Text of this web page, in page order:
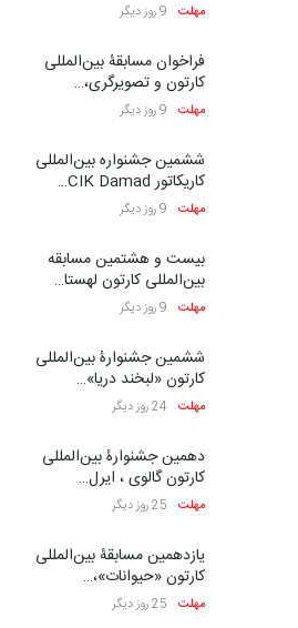
مهلت 9 روز دیگر
فراخوان مسابقۀ بین‌المللی
کارتون و تصویرگری،…
مهلت 9 روز دیگر
ششمین جشنواره بین‌المللی
کاریکاتور CIK Damad…
مهلت 9 روز دیگر
بیست و هشتمین مسابقه
بین‌المللی کارتون لهستا…
مهلت 9 روز دیگر
ششمین جشنوارۀ بین‌المللی
کارتون «لبخند دریا»…
مهلت 24 روز دیگر
دهمین جشنوارۀ بین‌المللی
کارتون گالوی ، ایرل…
مهلت 25 روز دیگر
یازدهمین مسابقۀ بین‌المللی
کارتون «حیوانات»،…
مهلت 25 روز دیگر